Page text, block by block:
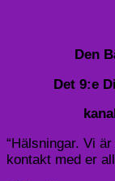
Den
Det 9:e
“Hälsningar. Vi
kontakt med er